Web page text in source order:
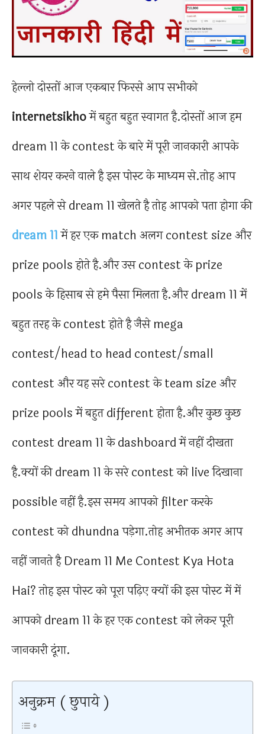
हेल्लो दोस्तों आज एकबार फिरसे आप सभीको
internetsikhoमें बहुत बहुत स्वागत है.दोस्तों आज हम
dream 11 के contest के बारे में पूरी जानकारी आपके
साथ शेयर करने वाले है इस पोस्ट के माध्यम से.तोह आप
अगर पहले से dream 11 खेलते है तोह आपको पता होगा की
dream 11में हर एक match अलग contest size और
prize pools होते है.और उस contest के prize
pools के हिसाब से हमे पैसा मिलता है.और dream 11 में
बहुत तरह के contest होते है जैसे mega
contest/head to head contest/small
contest और यह सरे contest के team size और
prize pools में बहुत different होता है.और कुछ कुछ
contest dream 11 के dashboard में नहीं दीखता
है.क्यों की dream 11 के सरे contest को live दिखाना
possible नहीं है.इस समय आपको filter करके
contest को dhundna पड़ेगा.तोह अभीतक अगर आप
नहीं जानते है Dream 11 Me Contest Kya Hota
Hai? तोह इस पोस्ट को पूरा पढ़िए क्यों की इस पोस्ट में में
आपको dream 11 के हर एक contest को लेकर पूरी
जानकारी दूंगा.
अनुक्रम ( छुपाये )